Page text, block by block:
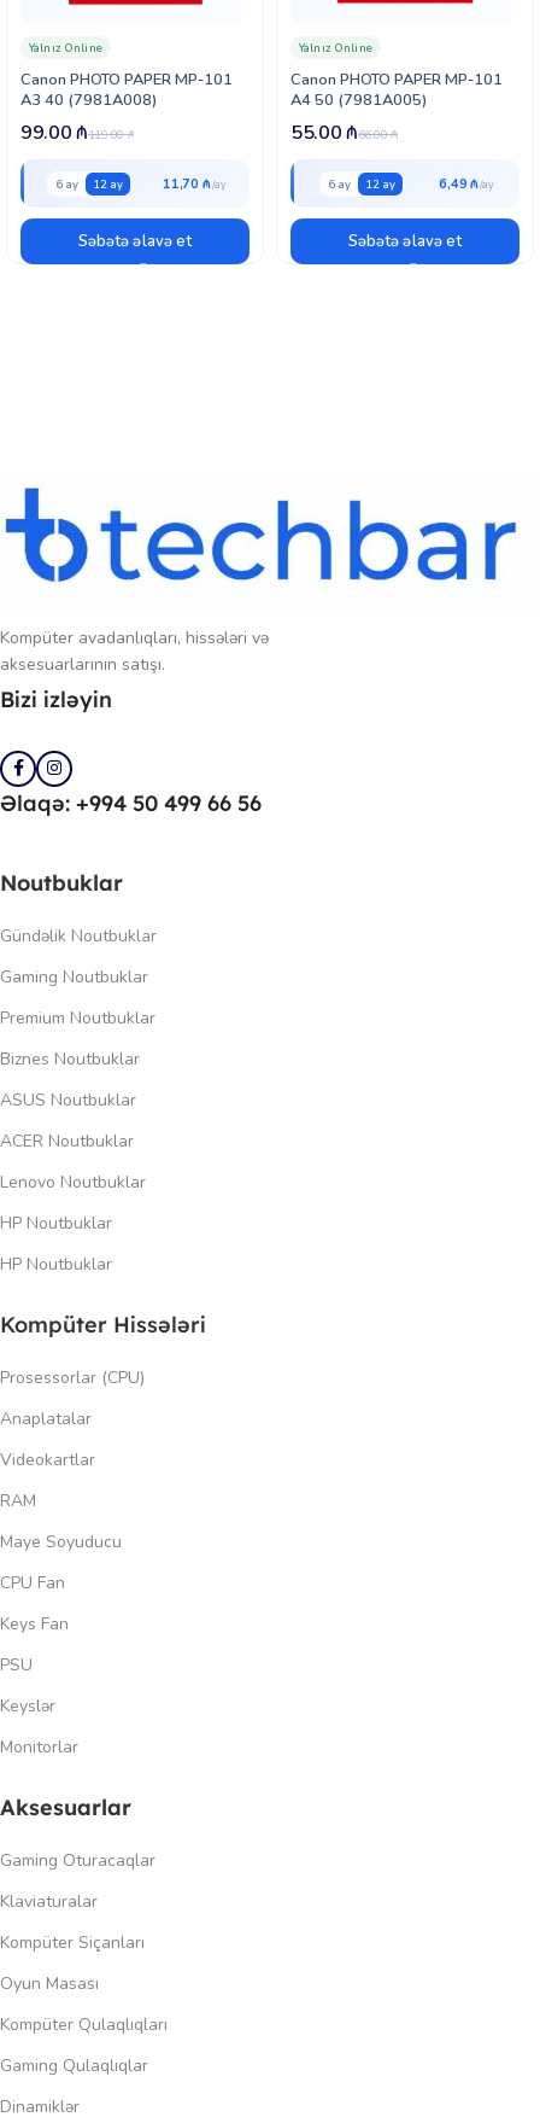
Canon PHOTO PAPER MP-101
A3 40 (7981A008)
Yalnız Online
119.00₼
99.00₼
6 ay 12 ay 11,70 ₼
Səbətə əlavə et
Canon PHOTO PAPER MP-101
A4 50 (7981A005)
Yalnız Online
66.00₼
55.00₼
6 ay 12 ay 6,49 ₼
Səbətə əlavə et
Kompüter avadanlıqları, hissələri və
aksesuarlarının satışı.
Bizi izləyin
Əlaqə: +994 50 499 66 56
Noutbuklar
Gündəlik Noutbuklar
Gaming Noutbuklar
Premium Noutbuklar
Biznes Noutbuklar
ASUS Noutbuklar
ACER Noutbuklar
Lenovo Noutbuklar
HP Noutbuklar
HP Noutbuklar
Kompüter Hissələri
Prosessorlar (CPU)
Anaplatalar
Videokartlar
RAM
Maye Soyuducu
CPU Fan
Keys Fan
PSU
Keyslər
Monitorlar
Aksesuarlar
Gaming Oturacaqlar
Klaviaturalar
Kompüter Siçanları
Oyun Masası
Kompüter Qulaqlıqları
Gaming Qulaqlıqlar
Dinamiklər